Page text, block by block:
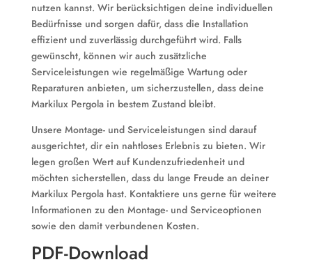
nutzen kannst. Wir berücksichtigen deine individuellen
Bedürfnisse und sorgen dafür, dass die Installation
effizient und zuverlässig durchgeführt wird. Falls
gewünscht, können wir auch zusätzliche
Serviceleistungen wie regelmäßige Wartung oder
Reparaturen anbieten, um sicherzustellen, dass deine
Markilux Pergola in bestem Zustand bleibt.
Unsere Montage- und Serviceleistungen sind darauf
ausgerichtet, dir ein nahtloses Erlebnis zu bieten. Wir
legen großen Wert auf Kundenzufriedenheit und
möchten sicherstellen, dass du lange Freude an deiner
Markilux Pergola hast. Kontaktiere uns gerne für weitere
Informationen zu den Montage- und Serviceoptionen
sowie den damit verbundenen Kosten.
PDF-Download